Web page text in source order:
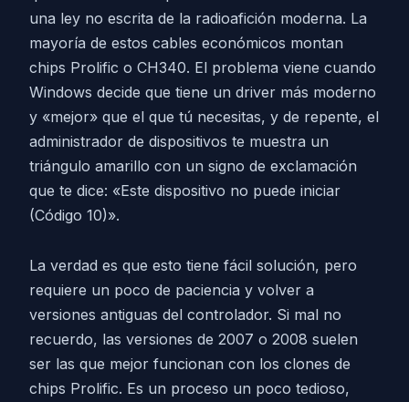
una ley no escrita de la radioafición moderna. La
mayoría de estos cables económicos montan
chips Prolific o CH340. El problema viene cuando
Windows decide que tiene un driver más moderno
y «mejor» que el que tú necesitas, y de repente, el
administrador de dispositivos te muestra un
triángulo amarillo con un signo de exclamación
que te dice: «Este dispositivo no puede iniciar
(Código 10)».
La verdad es que esto tiene fácil solución, pero
requiere un poco de paciencia y volver a
versiones antiguas del controlador. Si mal no
recuerdo, las versiones de 2007 o 2008 suelen
ser las que mejor funcionan con los clones de
chips Prolific. Es un proceso un poco tedioso,